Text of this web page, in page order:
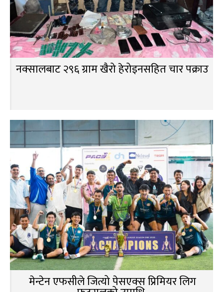
नक्सालबाट २९६ ग्राम खैरो हेरोइनसहित चार पक्राउ
मेन्टेन एफसीले जित्यो पेसएक्स प्रिमियर लिग